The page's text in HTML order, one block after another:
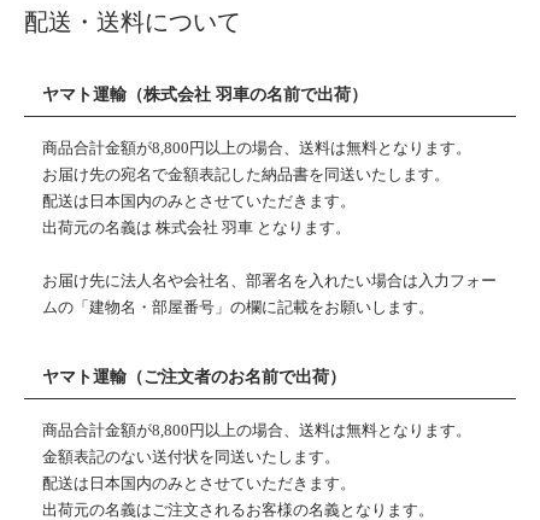
配送・送料について
ヤマト運輸（株式会社 羽車の名前で出荷）
商品合計金額が8,800円以上の場合、送料は無料となります。
お届け先の宛名で金額表記した納品書を同送いたします。
配送は日本国内のみとさせていただきます。
出荷元の名義は 株式会社 羽車 となります。
お届け先に法人名や会社名、部署名を入れたい場合は入力フォー
ムの「建物名・部屋番号」の欄に記載をお願いします。
ヤマト運輸（ご注文者のお名前で出荷）
商品合計金額が8,800円以上の場合、送料は無料となります。
金額表記のない送付状を同送いたします。
配送は日本国内のみとさせていただきます。
出荷元の名義はご注文されるお客様の名義となります。